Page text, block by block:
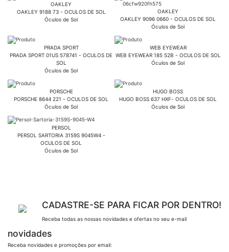
OAKLEY
OAKLEY 9188 73 - OCULOS DE SOL
Óculos de Sol
OAKLEY
OAKLEY 9096 0660 - OCULOS DE SOL
Óculos de Sol
PRADA SPORT
PRADA SPORT 01US 578741 - OCULOS DE
SOL
Óculos de Sol
WEB EYEWEAR
WEB EYEWEAR 185 52B - OCULOS DE SOL
Óculos de Sol
PORSCHE
PORSCHE 8644 221 - OCULOS DE SOL
Óculos de Sol
HUGO BOSS
HUGO BOSS 637 HXF- OCULOS DE SOL
Óculos de Sol
PERSOL
PERSOL SARTORIA 3159S 9045W4 -
OCULOS DE SOL
Óculos de Sol
CADASTRE-SE PARA FICAR POR DENTRO!
Receba todas as nossas novidades e ofertas no seu e-mail
novidades
Receba novidades e promoções por email: